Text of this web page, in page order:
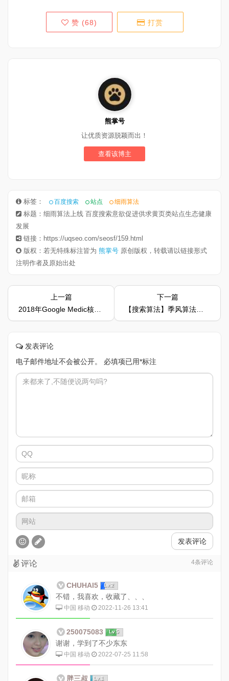
赞 (68) 打赏
熊掌号
让优质资源脱颖而出！
查看该博主
标签： 百度搜索 站点 细雨算法
标题：细雨算法上线 百度搜索意欲促进供求黄页类站点生态健康
发展
链接：https://uqseo.com/seosf/159.html
版权：若无特殊标注皆为 熊掌号 原创版权，转载请以链接形式
注明作者及原始出处
上一篇
2018年Google Medic核心算法全面更新
下一篇
【搜索算法】季风算法将上线倡导熊掌号领域专注度
发表评论
电子邮件地址不会被公开。
必填项已用*标注
发表评论
评论 4条评论
CHUHAI5 Lv.2
不错，我喜欢，收藏了、、、
中国 移动 2022-11-26 13:41
250075083 Lv.5
谢谢，学到了不少东东
中国 移动 2022-07-25 11:58
胖三叔 Lv.1